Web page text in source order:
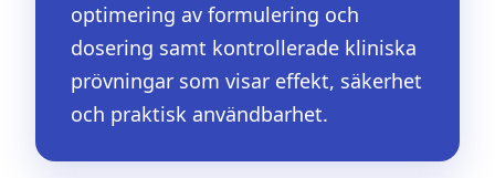
optimering av formulering och
dosering samt kontrollerade kliniska
prövningar som visar effekt, säkerhet
och praktisk användbarhet.